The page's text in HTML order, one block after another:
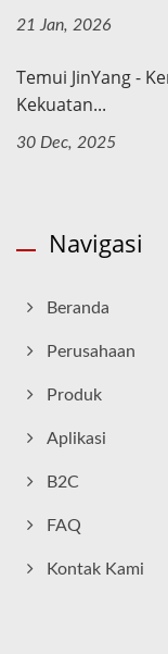
21 Jan, 2026
Temui JinYang -
Kekuatan...
30 Dec, 2025
Navigasi
Beranda
Perusahaan
Produk
Aplikasi
B2C
FAQ
Kontak Kami